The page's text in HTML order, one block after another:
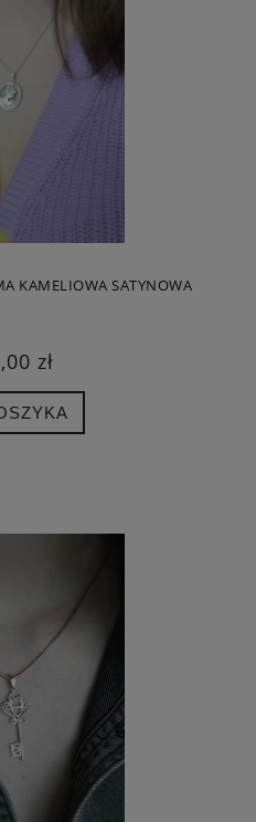
KAMELIOWA SATYNOWA
zł